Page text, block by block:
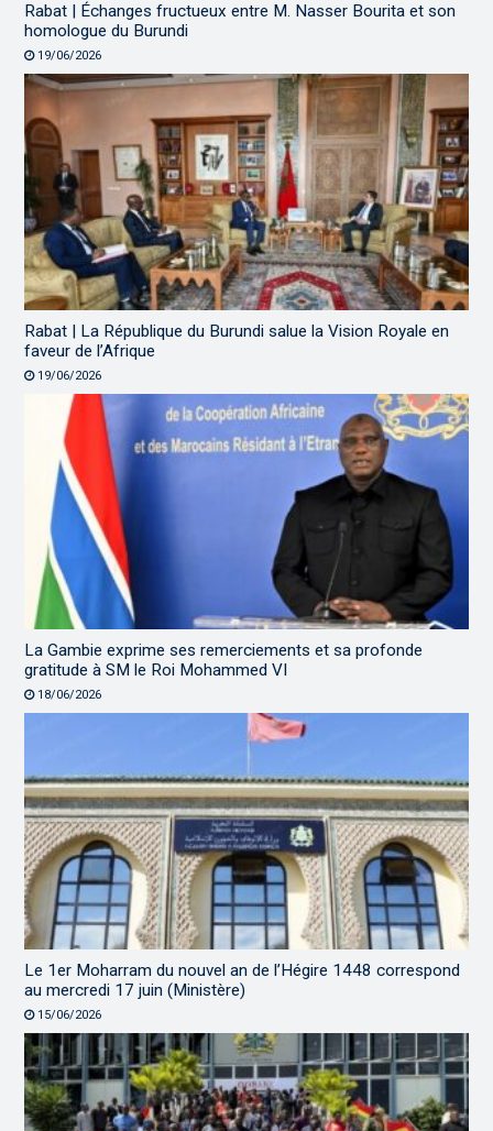
Rabat | Échanges fructueux entre M. Nasser Bourita et son
homologue du Burundi
19/06/2026
Rabat | La République du Burundi salue la Vision Royale en
faveur de l’Afrique
19/06/2026
La Gambie exprime ses remerciements et sa profonde
gratitude à SM le Roi Mohammed VI
18/06/2026
Le 1er Moharram du nouvel an de l’Hégire 1448 correspond
au mercredi 17 juin (Ministère)
15/06/2026